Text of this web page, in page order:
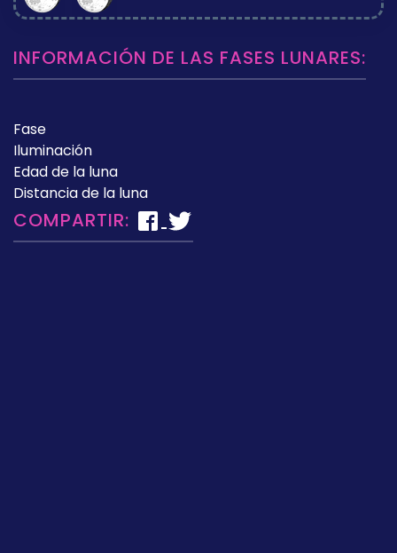
INFORMACIÓN DE LAS FASES LUNARES:
Fase
Iluminación
Edad de la luna
Distancia de la luna
COMPARTIR: